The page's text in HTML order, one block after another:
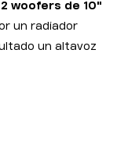
2 woofers de 10"
un radiador
un altavoz